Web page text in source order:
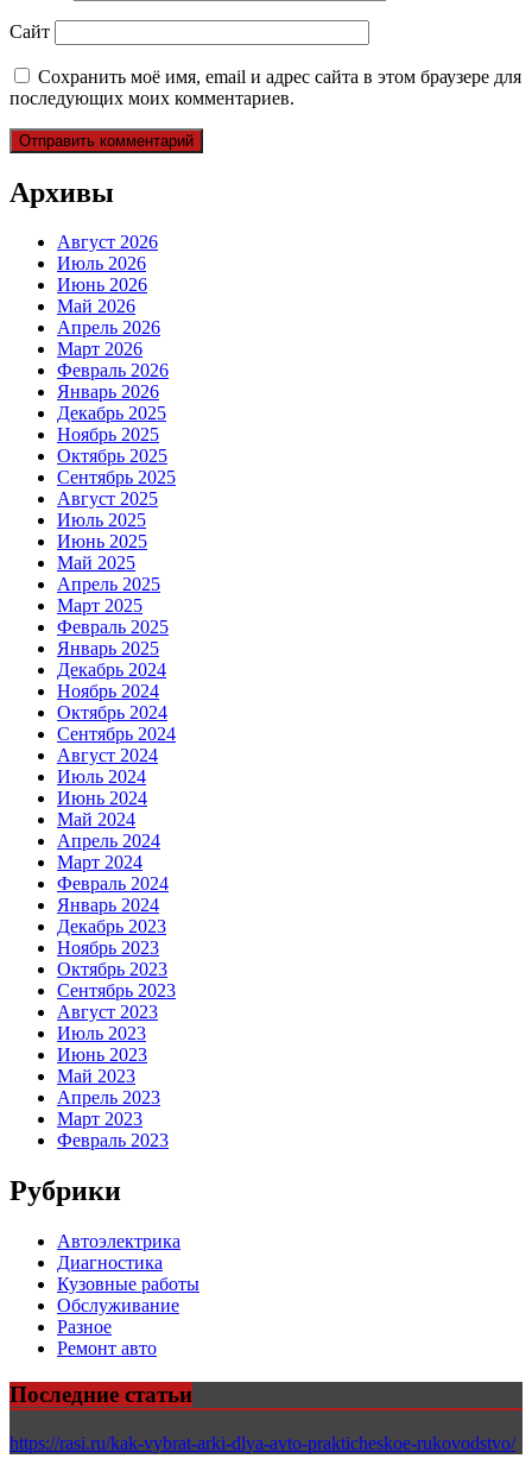
Сайт
Сохранить моё имя, email и адрес сайта в этом браузере для
последующих моих комментариев.
Архивы
Август 2026
Июль 2026
Июнь 2026
Май 2026
Апрель 2026
Март 2026
Февраль 2026
Январь 2026
Декабрь 2025
Ноябрь 2025
Октябрь 2025
Сентябрь 2025
Август 2025
Июль 2025
Июнь 2025
Май 2025
Апрель 2025
Март 2025
Февраль 2025
Январь 2025
Декабрь 2024
Ноябрь 2024
Октябрь 2024
Сентябрь 2024
Август 2024
Июль 2024
Июнь 2024
Май 2024
Апрель 2024
Март 2024
Февраль 2024
Январь 2024
Декабрь 2023
Ноябрь 2023
Октябрь 2023
Сентябрь 2023
Август 2023
Июль 2023
Июнь 2023
Май 2023
Апрель 2023
Март 2023
Февраль 2023
Рубрики
Автоэлектрика
Диагностика
Кузовные работы
Обслуживание
Разное
Ремонт авто
Последние статьи
https://rasi.ru/kak-vybrat-arki-dlya-avto-prakticheskoe-rukovodstvo/